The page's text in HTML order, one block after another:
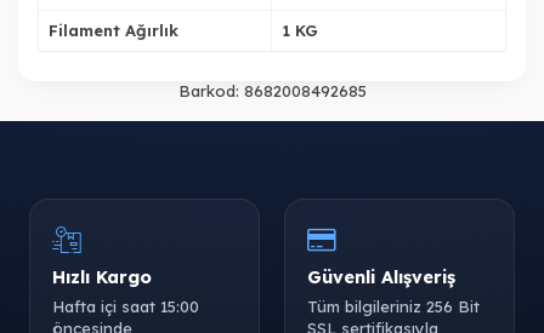
Filament Ağırlık 1 KG
Barkod: 8682008492685
Hızlı Kargo
Hafta içi saat 15:00
öncesinde
Güvenli Alışveriş
Tüm bilgileriniz 256 Bit
SSL sertifikasıyla